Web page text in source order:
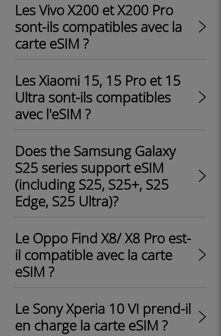
Les Vivo X200 et X200 Pro
sont-ils compatibles avec la
carte eSIM ?
Les Xiaomi 15, 15 Pro et 15
Ultra sont-ils compatibles
avec l'eSIM ?
Does the Samsung Galaxy
S25 series support eSIM
(including S25, S25+, S25
Edge, S25 Ultra)?
Le Oppo Find X8/ X8 Pro est-
il compatible avec la carte
eSIM ?
Le Sony Xperia 10 VI prend-il
en charge la carte eSIM ?